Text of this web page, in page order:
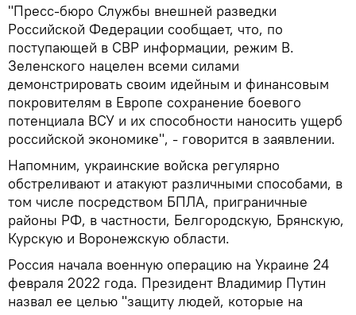
"Пресс-бюро Службы внешней разведки
Российской Федерации сообщает, что, по
поступающей в СВР информации, режим В.
Зеленского нацелен всеми силами
демонстрировать своим идейным и финансовым
покровителям в Европе сохранение боевого
потенциала ВСУ и их способности наносить ущерб
российской экономике", - говорится в заявлении.
Напомним, украинские войска регулярно
обстреливают и атакуют различными способами, в
том числе посредством БПЛА, приграничные
районы РФ, в частности, Белгородскую, Брянскую,
Курскую и Воронежскую области.
Россия начала военную операцию на Украине 24
февраля 2022 года. Президент Владимир Путин
назвал ее целью "защиту людей, которые на